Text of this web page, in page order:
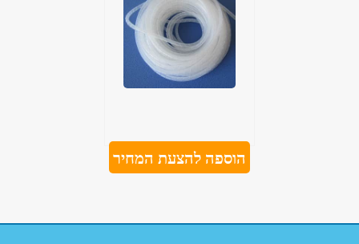
הוספה להצעת המחיר